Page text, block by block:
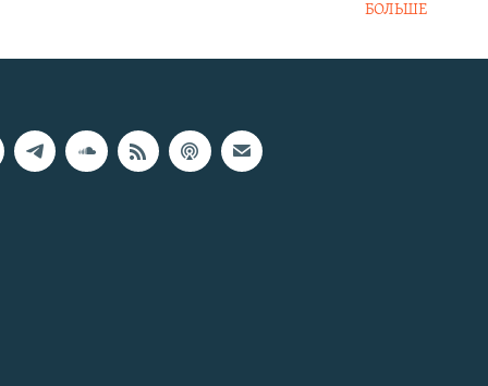
БОЛЬШЕ